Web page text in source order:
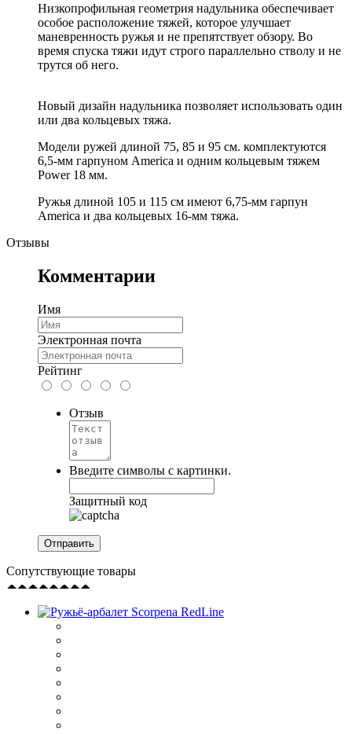
Низкопрофильная геометрия надульника обеспечивает
особое расположение тяжей, которое улучшает
маневренность ружья и не препятствует обзору. Во
время спуска тяжи идут строго параллельно стволу и не
трутся об него.
Новый дизайн надульника позволяет использовать один
или два кольцевых тяжа.
Модели ружей длиной 75, 85 и 95 см. комплектуются
6,5-мм гарпуном America и одним кольцевым тяжем
Power 18 мм.
Ружья длиной 105 и 115 см имеют 6,75-мм гарпун
America и два кольцевых 16-мм тяжа.
Отзывы
Комментарии
Имя
Электронная почта
Рейтинг
Отзыв
Введите символы с картинки.
Защитный код
Сопутствующие товары